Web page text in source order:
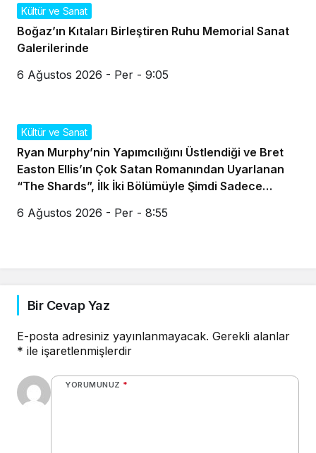
Kültür ve Sanat
Boğaz’ın Kıtaları Birleştiren Ruhu Memorial Sanat
Galerilerinde
6 Ağustos 2026 - Per - 9:05
Kültür ve Sanat
Ryan Murphy’nin Yapımcılığını Üstlendiği ve Bret
Easton Ellis’ın Çok Satan Romanından Uyarlanan
“The Shards”, İlk İki Bölümüyle Şimdi Sadece
6 Ağustos 2026 - Per - 8:55
Bir Cevap Yaz
E-posta adresiniz yayınlanmayacak. Gerekli alanlar
* ile işaretlenmişlerdir
YORUMUNUZ *